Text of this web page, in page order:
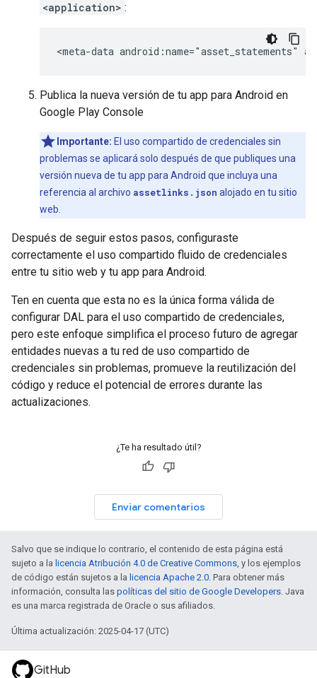
<application> :
<meta-data android:name="asset_statements"
Publica la nueva versión de tu app para Android en
Google Play Console
Importante: El uso compartido de credenciales sin
problemas se aplicará solo después de que publiques una
versión nueva de tu app para Android que incluya una
referencia al archivo assetlinks.json alojado en tu sitio
web.
Después de seguir estos pasos, configuraste
correctamente el uso compartido fluido de credenciales
entre tu sitio web y tu app para Android.
Ten en cuenta que esta no es la única forma válida de
configurar DAL para el uso compartido de credenciales,
pero este enfoque simplifica el proceso futuro de agregar
entidades nuevas a tu red de uso compartido de
credenciales sin problemas, promueve la reutilización del
código y reduce el potencial de errores durante las
actualizaciones.
¿Te ha resultado útil?
Enviar comentarios
Salvo que se indique lo contrario, el contenido de esta página está
sujeto a la licencia Atribución 4.0 de Creative Commons, y los ejemplos
de código están sujetos a la licencia Apache 2.0. Para obtener más
información, consulta las políticas del sitio de Google Developers. Java
es una marca registrada de Oracle o sus afiliados.
Última actualización: 2025-04-17 (UTC)
GitHub